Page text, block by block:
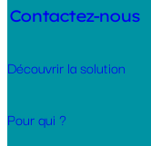
Contactez-nous
Découvrir la solution
Pour qui ?